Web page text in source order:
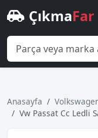
ÇıkmaFar
Anasayfa
Vw Passat Cc Ledli̇